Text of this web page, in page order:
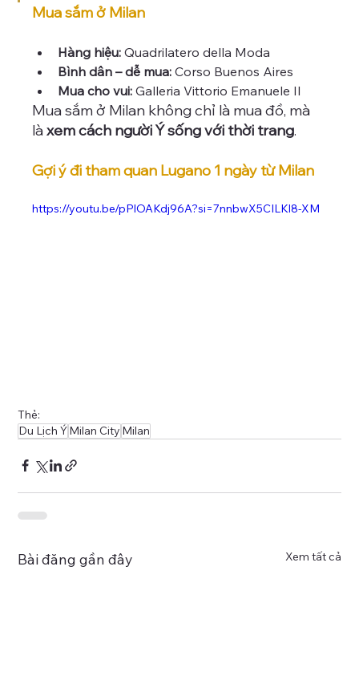
Mua sắm ở Milan
Hàng hiệu: Quadrilatero della Moda
Bình dân – dễ mua: Corso Buenos Aires
Mua cho vui: Galleria Vittorio Emanuele II
Mua sắm ở Milan không chỉ là mua đồ, mà
là xem cách người Ý sống với thời trang.
Gợi ý đi tham quan Lugano 1 ngày từ Milan
https://youtu.be/pPlOAKdj96A?si=7nnbwX5CILKl8-XM
Thẻ:
Du Lịch ÝMilan City Milan
Bài đăng gần đây Xem tất cả